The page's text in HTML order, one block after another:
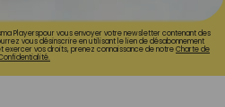
Playerspour vous envoyer votre newsletter contenant des
vous désinscrire en utilisant le lien de désabonnement
exercer vos droits, prenez connaissance de notreCharte de